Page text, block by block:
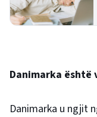
Danimarka është
Danimarka u ngjit